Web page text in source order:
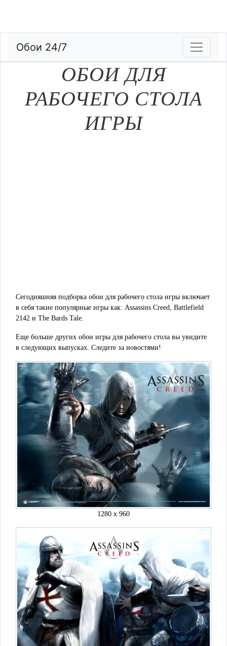
Обои 24/7
ОБОИ ДЛЯ
РАБОЧЕГО СТОЛА
ИГРЫ
Сегодняшняя подборка обои для рабочего стола игры включает
в себя такие популярные игры как: Assassins Creed, Battlefield
2142 и The Bards Tale.
Еще больше других обои игры для рабочего стола вы увидите
в следующих выпусках. Следите за новостями!
1280 x 960